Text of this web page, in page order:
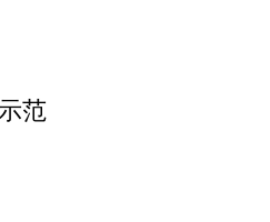
示范